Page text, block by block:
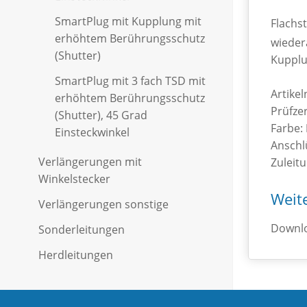
SmartPlug mit Kupplung mit
erhöhtem Berührungsschutz
(Shutter)
SmartPlug mit 3 fach TSD mit
erhöhtem Berührungsschutz
(Shutter), 45 Grad
Einsteckwinkel
Verlängerungen mit
Winkelstecker
Verlängerungsleitung mit
Schutzkontaktkupplung und
(Shutter)
Verlängerungen sonstige
Kaltgeräteverlängerung - 749 /
Sonderleitungen
Kaltgerätezuleitung - 312 / GST
Kaltgerätezuleitung - 312 / 794
Herdleitungen
Farbe: